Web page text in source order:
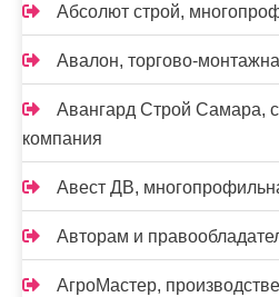
Абсолют строй,
Авалон, торгово-
Авангард Строй Самара,
компания
Авест ДВ,
Авторам и
АгроМастер,